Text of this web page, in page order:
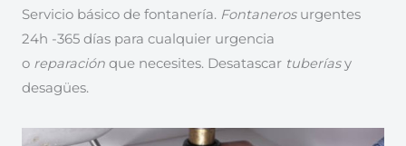
Servicio básico de fontanería. Fontanerosurgentes
24h -365 días para cualquier urgencia
o reparación que necesites. Desatascar tuberíasy
desagües.